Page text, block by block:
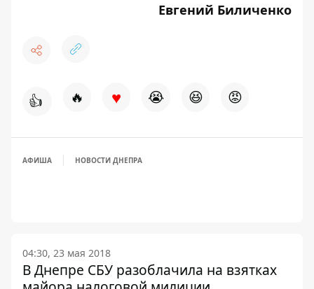
Евгений Биличенко
👍 🔥 ♥ 😭 😆 😡
АФИША НОВОСТИ ДНЕПРА
04:30, 23 мая 2018
В Днепре СБУ разоблачила на взятках